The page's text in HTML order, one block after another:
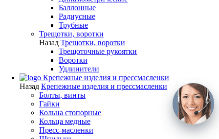
Баллонные
Радиусные
Трубные
Трещотки, воротки
Назад Трещотки, воротки
Трещоточные рукоятки
Воротки
Удлинители
Крепежные изделия и прессмасленки
Назад Крепежные изделия и прессмасленки
Болты, винты
Гайки
Кольца стопорные
Кольца медные
Пресс-масленки